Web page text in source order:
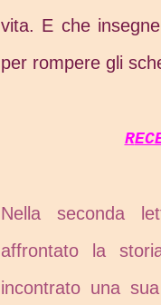
vita. E che
per rompere gli
Nella seconda
affrontato la
incontrato una